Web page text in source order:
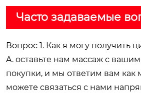
Часто задаваемые
Вопрос 1. Как я могу получить
A. оставьте нам массаж с
покупки, и мы ответим вам как
можете связаться с нами